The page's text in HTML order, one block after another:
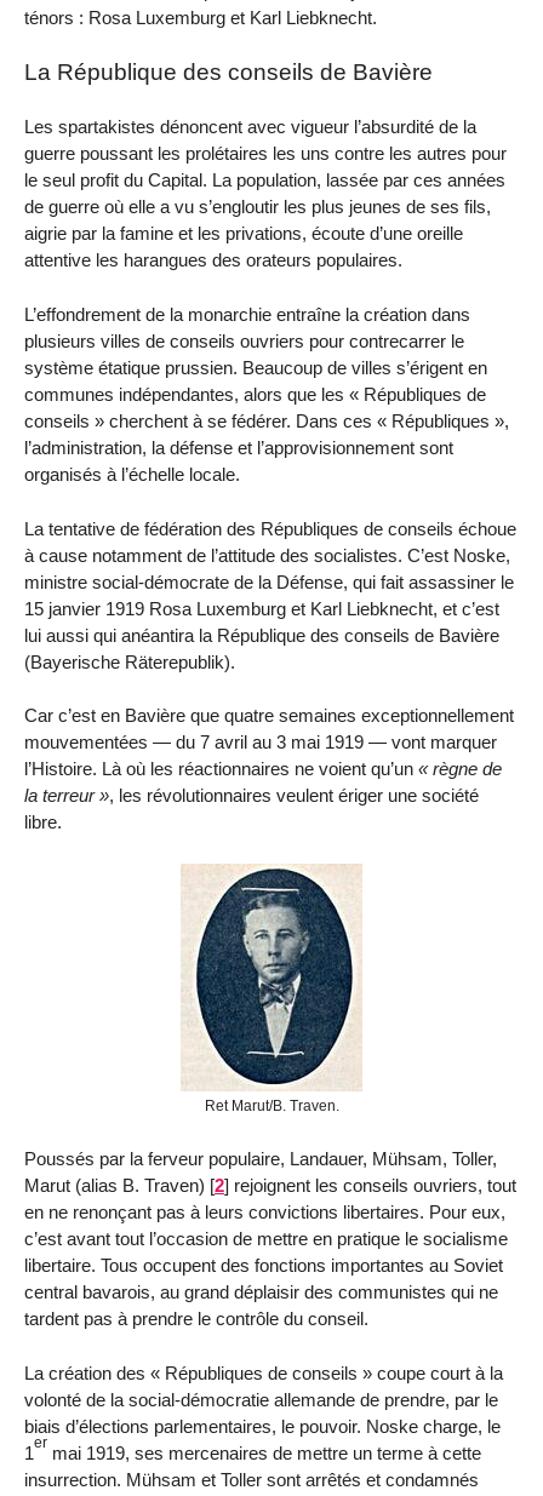
ténors : Rosa Luxemburg et Karl Liebknecht.
La République des conseils de Bavière
Les spartakistes dénoncent avec vigueur l’absurdité de la
guerre poussant les prolétaires les uns contre les autres pour
le seul profit du Capital. La population, lassée par ces années
de guerre où elle a vu s’engloutir les plus jeunes de ses fils,
aigrie par la famine et les privations, écoute d’une oreille
attentive les harangues des orateurs populaires.
L’effondrement de la monarchie entraîne la création dans
plusieurs villes de conseils ouvriers pour contrecarrer le
système étatique prussien. Beaucoup de villes s’érigent en
communes indépendantes, alors que les « Républiques de
conseils » cherchent à se fédérer. Dans ces « Républiques »,
l’administration, la défense et l’approvisionnement sont
organisés à l’échelle locale.
La tentative de fédération des Républiques de conseils échoue
à cause notamment de l’attitude des socialistes. C’est Noske,
ministre social-démocrate de la Défense, qui fait assassiner le
15 janvier 1919 Rosa Luxemburg et Karl Liebknecht, et c’est
lui aussi qui anéantira la République des conseils de Bavière
(Bayerische Räterepublik).
Car c’est en Bavière que quatre semaines exceptionnellement
mouvementées — du 7 avril au 3 mai 1919 — vont marquer
l’Histoire. Là où les réactionnaires ne voient qu’un
règne de
la terreur
, les révolutionnaires veulent ériger une société
libre.
Ret Marut/B. Traven.
Poussés par la ferveur populaire, Landauer, Mühsam, Toller,
Marut (alias B. Traven) [2] rejoignent les conseils ouvriers, tout
en ne renonçant pas à leurs convictions libertaires. Pour eux,
c’est avant tout l’occasion de mettre en pratique le socialisme
libertaire. Tous occupent des fonctions importantes au Soviet
central bavarois, au grand déplaisir des communistes qui ne
tardent pas à prendre le contrôle du conseil.
La création des « Républiques de conseils » coupe court à la
volonté de la social-démocratie allemande de prendre, par le
biais d’élections parlementaires, le pouvoir. Noske charge, le
1er mai 1919, ses mercenaires de mettre un terme à cette
insurrection. Mühsam et Toller sont arrêtés et condamnés